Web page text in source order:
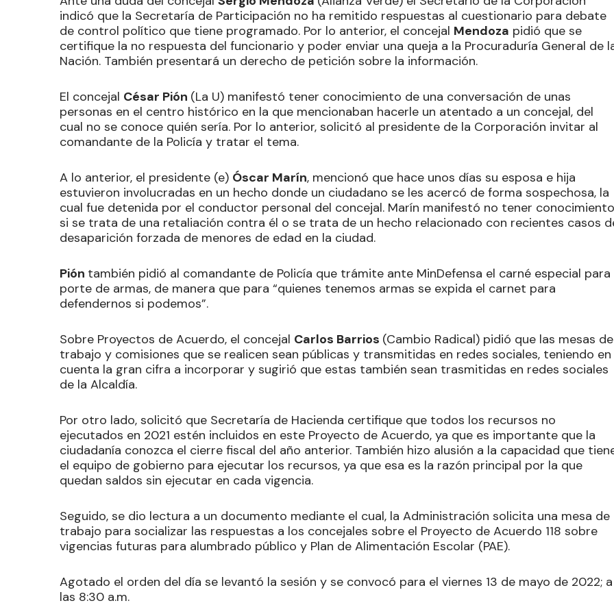
indicó que la Secretaría de Participación no ha remitido respuestas al cuestionario para debate
de control político que tiene programado. Por lo anterior, el concejal Mendoza pidió que se
certifique la no respuesta del funcionario y poder enviar una queja a la Procuraduría General de
Nación. También presentará un derecho de petición sobre la información.
El concejal César Pión (La U) manifestó tener conocimiento de una conversación de unas
personas en el centro histórico en la que mencionaban hacerle un atentado a un concejal, del
cual no se conoce quién sería. Por lo anterior, solicitó al presidente de la Corporación invitar al
comandante de la Policía y tratar el tema.
A lo anterior, el presidente (e) Óscar Marín, mencionó que hace unos días su esposa e hija
estuvieron involucradas en un hecho donde un ciudadano se les acercó de forma sospechosa, la
cual fue detenida por el conductor personal del concejal. Marín manifestó no tener conocimiento
si se trata de una retaliación contra él o se trata de un hecho relacionado con recientes casos
desaparición forzada de menores de edad en la ciudad.
Pión también pidió al comandante de Policía que trámite ante MinDefensa el carné especial para
porte de armas, de manera que para “quienes tenemos armas se expida el carnet para
defendernos si podemos”.
Sobre Proyectos de Acuerdo, el concejal Carlos Barrios (Cambio Radical) pidió que las mesas de
trabajo y comisiones que se realicen sean públicas y transmitidas en redes sociales, teniendo en
cuenta la gran cifra a incorporar y sugirió que estas también sean trasmitidas en redes sociales
de la Alcaldía.
Por otro lado, solicitó que Secretaría de Hacienda certifique que todos los recursos no
ejecutados en 2021 estén incluidos en este Proyecto de Acuerdo, ya que es importante que la
ciudadanía conozca el cierre fiscal del año anterior. También hizo alusión a la capacidad que
el equipo de gobierno para ejecutar los recursos, ya que esa es la razón principal por la que
quedan saldos sin ejecutar en cada vigencia.
Seguido, se dio lectura a un documento mediante el cual, la Administración solicita una mesa de
trabajo para socializar las respuestas a los concejales sobre el Proyecto de Acuerdo 118 sobre
vigencias futuras para alumbrado público y Plan de Alimentación Escolar (PAE).
Agotado el orden del día se levantó la sesión y se convocó para el viernes 13 de mayo de 2022; a
las 8:30 a.m.